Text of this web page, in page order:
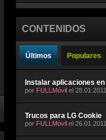
CONTENIDOS
Últimos Populares
Instalar aplicaciones en
por FULLMóvil el
Trucos para LG Cookie
por FULLMóvil el